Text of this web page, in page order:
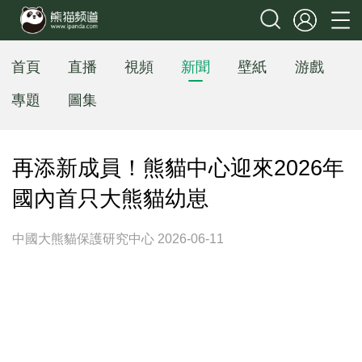
首頁 直播 視頻 新聞 壁紙
游戲
專題
圖集
再添新成員！熊貓中心迎來2026年
國內首只大熊貓幼崽
中國大熊貓保護研究中心 2026-06-11